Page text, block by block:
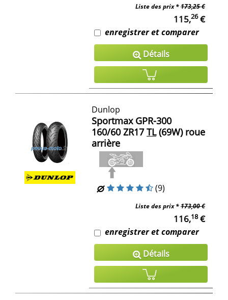
Liste des prix *173,25 €
115,26€
enregistrer et comparer
Détails
Dunlop
Sportmax GPR-300
160/60 ZR17 TL(69W) roue
arrière
(9)
Liste des prix *173,00 €
116,18€
enregistrer et comparer
Détails